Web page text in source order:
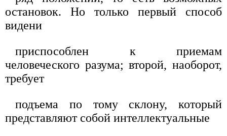
остановок. Но только первый способ
видени
приспособлен к приемам
человеческого разума; второй, наоборот,
требует
подъема по тому склону, который
представляют собой интеллектуальные